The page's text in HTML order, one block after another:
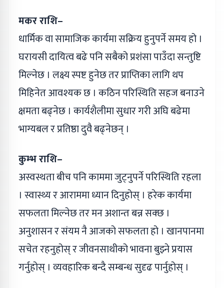
मकर राशि–
धार्मिक वा सामाजिक कार्यमा सक्रिय हुनुपर्ने समय हो ।
घरायसी दायित्व बढे पनि सबैको प्रशंसा पाउँदा सन्तुष्टि
मिल्नेछ । लक्ष्य स्पष्ट हुनेछ तर प्राप्तिका लागि थप
मिहिनेत आवश्यक छ । कठिन परिस्थिति सहज बनाउने
क्षमता बढ्नेछ । कार्यशैलीमा सुधार गरी अघि बढेमा
भाग्यबल र प्रतिष्ठा दुवै बढ्नेछन् ।
कुम्भ राशि–
अस्वस्थता बीच पनि काममा जुट्नुपर्ने परिस्थिति रहला
। स्वास्थ्य र आराममा ध्यान दिनुहोस् । हरेक कार्यमा
सफलता मिल्नेछ तर मन अशान्त बन्न सक्छ ।
अनुशासन र संयम नै आजको सफलता हो । खानपानमा
सचेत रहनुहोस् र जीवनसाथीको भावना बुझ्ने प्रयास
गर्नुहोस् । व्यवहारिक बन्दै सम्बन्ध सुदृढ पार्नुहोस् ।